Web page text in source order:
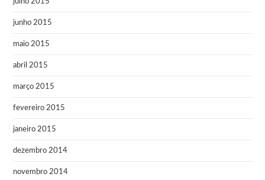
junho 2015
maio 2015
abril 2015
março 2015
fevereiro 2015
janeiro 2015
dezembro 2014
novembro 2014